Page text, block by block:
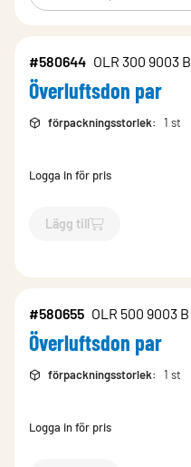
#580644 OLR 300 9003 B
Överluftsdon par
förpackningsstorlek: 1 st
Logga in för pris
Lägg till
`$Lägg till
#580655 OLR 500 9003 B
Överluftsdon par
förpackningsstorlek: 1 st
Logga in för pris